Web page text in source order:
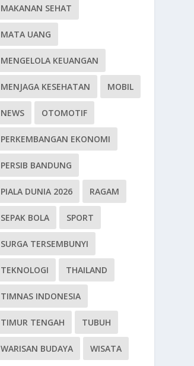
MAKANAN SEHAT
MATA UANG
MENGELOLA KEUANGAN
MENJAGA KESEHATAN MOBIL
NEWS OTOMOTIF
PERKEMBANGAN EKONOMI
PERSIB BANDUNG
PIALA DUNIA 2026 RAGAM
SEPAK BOLA SPORT
SURGA TERSEMBUNYI
TEKNOLOGI THAILAND
TIMNAS INDONESIA
TIMUR TENGAH TUBUH
WARISAN BUDAYA WISATA